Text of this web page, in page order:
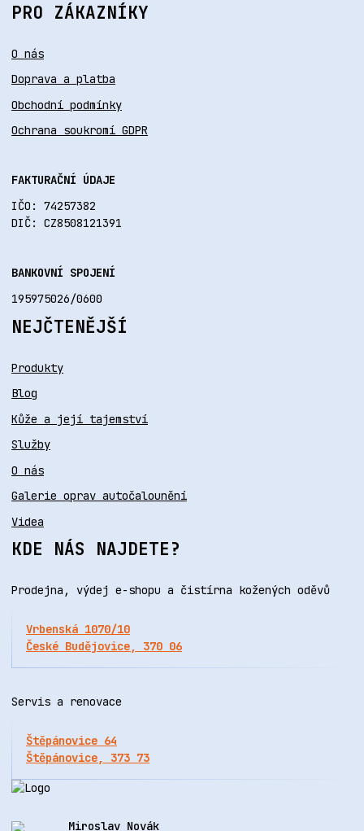
PRO ZÁKAZNÍKY
O nás
Doprava a platba
Obchodní podmínky
Ochrana soukromí GDPR
FAKTURAČNÍ ÚDAJE
IČO: 74257382
DIČ: CZ8508121391
BANKOVNÍ SPOJENÍ
195975026/0600
NEJČTENĚJŠÍ
Produkty
Blog
Kůže a její tajemství
Služby
O nás
Galerie oprav autočalounění
Videa
KDE NÁS NAJDETE?
Prodejna, výdej e-shopu a čistírna kožených oděvů
Vrbenská 1070/10
České Budějovice, 370 06
Servis a renovace
Štěpánovice 64
Štěpánovice, 373 73
Miroslav Novák